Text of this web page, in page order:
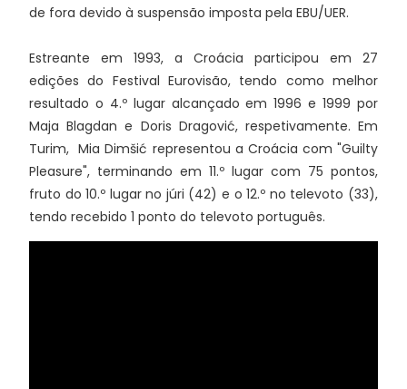
de fora devido à suspensão imposta pela EBU/UER.
Estreante em 1993, a Croácia participou em 27
edições do Festival Eurovisão, tendo como melhor
resultado o 4.º lugar alcançado em 1996 e 1999 por
Maja Blagdan e Doris Dragović, respetivamente. Em
Turim, Mia Dimšić representou a Croácia com "Guilty
Pleasure", terminando em 11.º lugar com 75 pontos,
fruto do 10.º lugar no júri (42) e o 12.º no televoto (33),
tendo recebido 1 ponto do televoto português.